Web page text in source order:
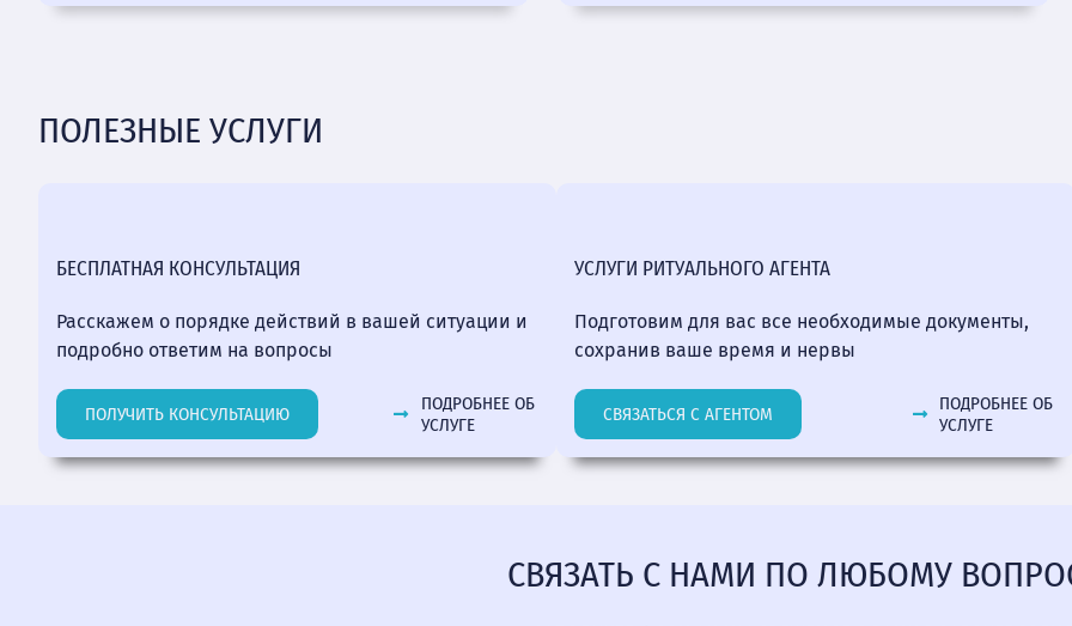
ПОЛЕЗНЫЕ УСЛУГИ
БЕСПЛАТНАЯ КОНСУЛЬТАЦИЯ
Расскажем о порядке действий в вашей ситуации и
подробно ответим на вопросы
ПОЛУЧИТЬ КОНСУЛЬТАЦИЮ
ПОДРОБНЕЕ ОБ
УСЛУГЕ
УСЛУГИ РИТУАЛЬНОГО АГЕНТА
Подготовим для вас все необходимые документы,
сохранив ваше время и нервы
СВЯЗАТЬСЯ С АГЕНТОМ
ПОДРОБНЕЕ ОБ
УСЛУГЕ
СВЯЗАТЬ С НАМИ ПО ЛЮБОМУ